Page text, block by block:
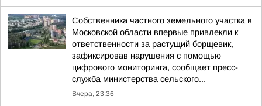
Собственника частного земельного участка в
Московской области впервые привлекли к
ответственности за растущий борщевик,
зафиксировав нарушения с помощью
цифрового мониторинга, сообщает пресс-
служба министерства сельского...
Вчера, 23:36